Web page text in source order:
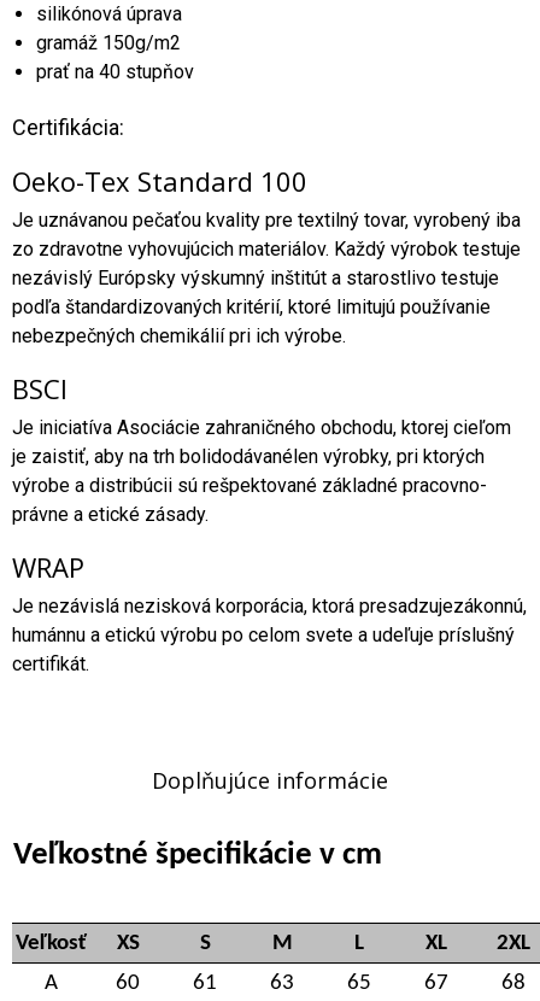
silikónová úprava
gramáž 150g/m2
prať na 40 stupňov
Certifikácia:
Oeko-Tex Standard 100
Je uznávanou pečaťou kvality pre textilný tovar, vyrobený iba
zo zdravotne vyhovujúcich materiálov. Každý výrobok testuje
nezávislý Európsky výskumný inštitút a starostlivo testuje
podľa štandardizovaných kritérií, ktoré limitujú používanie
nebezpečných chemikálií pri ich výrobe.
BSCI
Je iniciatíva Asociácie zahraničného obchodu, ktorej cieľom
je zaistiť, aby na trh bolidodávanélen výrobky, pri ktorých
výrobe a distribúcii sú rešpektované základné pracovno-
právne a etické zásady.
WRAP
Je nezávislá nezisková korporácia, ktorá presadzujezákonnú,
humánnu a etickú výrobu po celom svete a udeľuje príslušný
certifikát.
Doplňujúce informácie
Veľkostné špecifikácie v cm
Veľkosť XS S M L XL
2XL
A
60 61 63 65 67
68